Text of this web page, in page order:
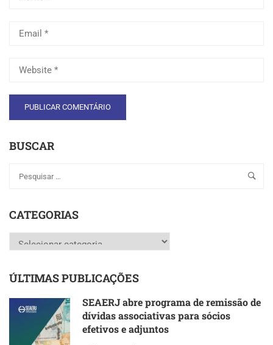
BUSCAR
CATEGORIAS
Categorias
ÚLTIMAS PUBLICAÇÕES
SEAERJ abre programa de remissão de
dívidas associativas para sócios
efetivos e adjuntos